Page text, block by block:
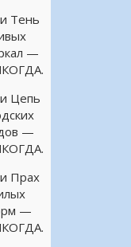
Тень
—
Цепь
—
Прах
—